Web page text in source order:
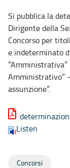
Si pubblica la
Dirigente della
Concorso per
e indeterminato
Amministrativo”
assunzione”.
Listen
Concorsi